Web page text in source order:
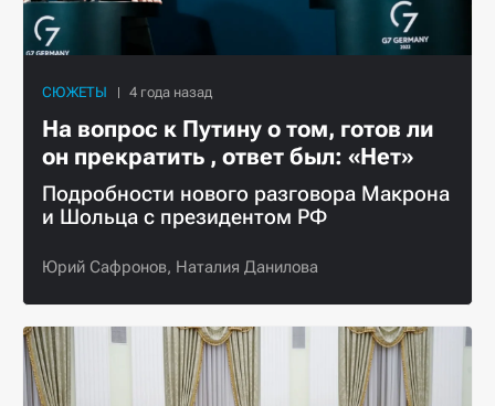
СЮЖЕТЫ
На вопрос к Путину о том, готов ли
он прекратить , ответ был: «Нет»
Подробности нового разговора Макрона
и Шольца с президентом РФ
Юрий Сафронов, Наталия Данилова